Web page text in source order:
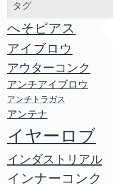
タグ
へそピアス
アイブロウ
アウターコンク
アンチアイブロウ
アンチトラガス
アンテナ
イヤーロブ
インダストリアル
インナーコンク